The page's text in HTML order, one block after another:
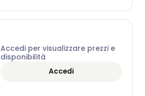
Accedi per visualizzare prezzi e
disponibilità
Accedi